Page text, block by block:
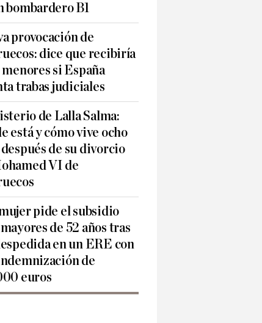
bombardero B1
provocación de
dice que recibiría
menores si España
trabas judiciales
de Lalla Salma:
está y cómo vive ocho
después de su divorcio
VI de
pide el subsidio
de 52 años tras
en un ERE con
de
euros